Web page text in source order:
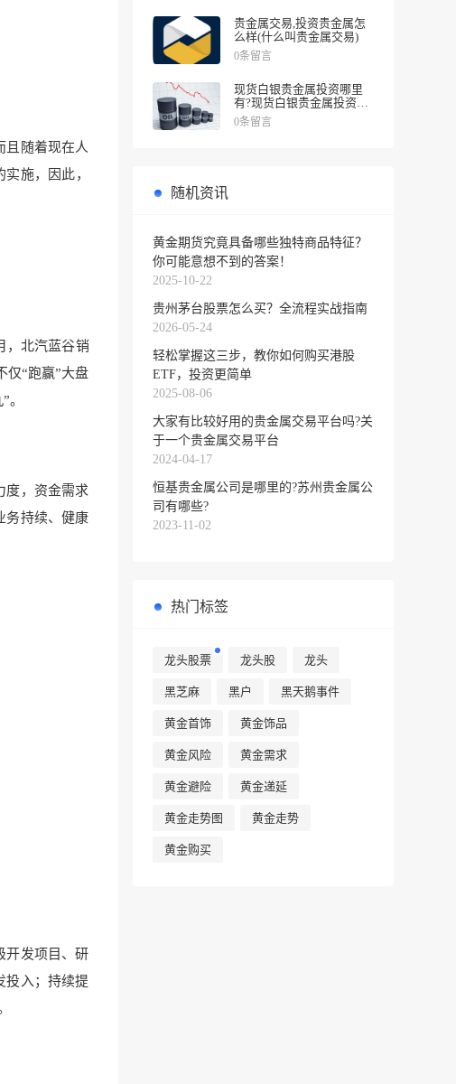
且随着现在人
施，因此，
，北汽蓝谷销
仅“跑赢”大盘
。
度，资金需求
务持续、健康
开发项目、研
投入；持续提
贵金属交易,投资贵金属怎
么样(什么叫贵金属交易)
0条留言
现货白银贵金属投资哪里
有?现货白银贵金属投资被
诱导投资亏损
0条留言
随机资讯
黄金期货究竟具备哪些独特商品特征？
你可能意想不到的答案！
2025-10-22
贵州茅台股票怎么买？全流程实战指南
2026-05-24
轻松掌握这三步，教你如何购买港股
ETF，投资更简单
2025-08-06
大家有比较好用的贵金属交易平台吗?关
于一个贵金属交易平台
2024-04-17
恒基贵金属公司是哪里的?苏州贵金属公
司有哪些?
2023-11-02
热门标签
龙头股票 龙头股 龙头
黑芝麻 黑户 黑天鹅事件
黄金首饰 黄金饰品
黄金风险 黄金需求
黄金避险 黄金递延
黄金走势图 黄金走势
黄金购买